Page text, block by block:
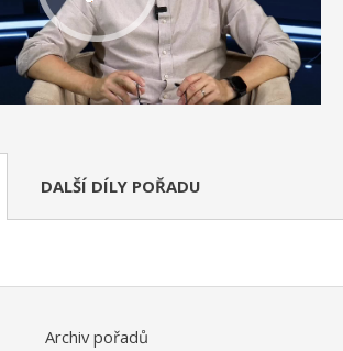
DALŠÍ DÍLY POŘADU
Archiv pořadů